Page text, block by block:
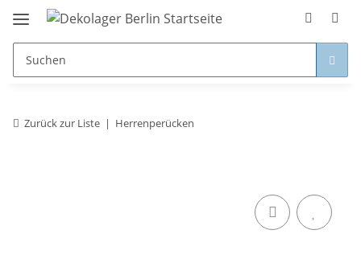
Zurück zur Liste Herrenperücken